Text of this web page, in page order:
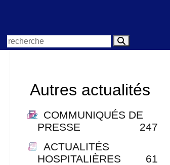
Autres actualités
COMMUNIQUÉS DE
PRESSE
247
ACTUALITÉS
HOSPITALIÈRES
61